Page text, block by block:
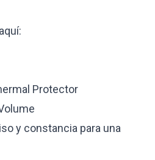
Protector
y constancia para una